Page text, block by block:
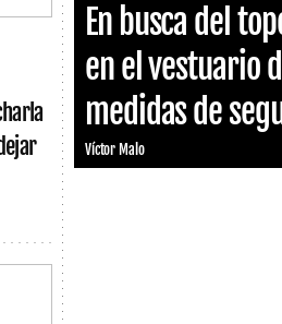
En busca del
en el vestuario
medidas de
Víctor Malo